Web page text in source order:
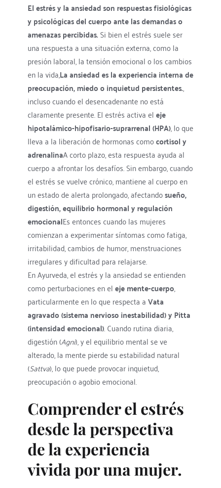
El estrés y la ansiedad son respuestas fisiológicas
y psicológicas del cuerpo ante las demandas o
amenazas percibidas. Si bien el estrés suele ser
una respuesta a una situación externa, como la
presión laboral, la tensión emocional o los cambios
en la vida,La ansiedad es la experiencia interna de
preocupación, miedo o inquietud persistentes.,
incluso cuando el desencadenante no está
claramente presente. El estrés activa el eje
hipotalámico-hipofisario-suprarrenal (HPA), lo que
lleva a la liberación de hormonas como cortisol y
adrenalinaA corto plazo, esta respuesta ayuda al
cuerpo a afrontar los desafíos. Sin embargo, cuando
el estrés se vuelve crónico, mantiene al cuerpo en
un estado de alerta prolongado, afectando sueño,
digestión, equilibrio hormonal y regulación
emocionalEs entonces cuando las mujeres
comienzan a experimentar síntomas como fatiga,
irritabilidad, cambios de humor, menstruaciones
irregulares y dificultad para relajarse.
En Ayurveda, el estrés y la ansiedad se entienden
como perturbaciones en el eje mente-cuerpo,
particularmente en lo que respecta a Vata
agravado (sistema nervioso inestabilidad) y Pitta
(intensidad emocional). Cuando rutina diaria,
digestión (Agni), y el equilibrio mental se ve
alterado, la mente pierde su estabilidad natural
(Sattva), lo que puede provocar inquietud,
preocupación o agobio emocional.
Comprender el estrés
desde la perspectiva
de la experiencia
vivida por una mujer.